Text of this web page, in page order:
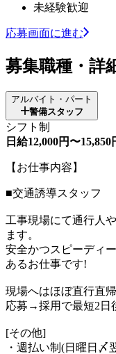
未経験歓迎
応募画面に進む
募集職種・詳
アルバイト・パート
警備スタッフ
シフト制
日給12,000円〜15,850
【お仕事内容】
■交通誘導スタッフ
工事現場にて通行人
ます。
安全かつスピーディ
あるお仕事です!
現場へはほぼ直行直帰
応募→採用で最短2日
[その他]
・週払い制(日曜日〆